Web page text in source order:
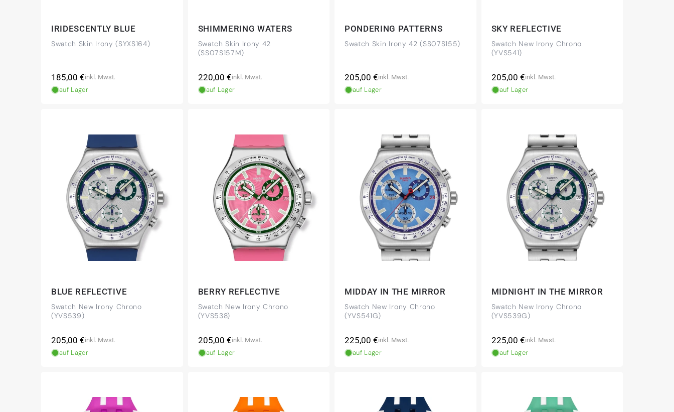
IRIDESCENTLY BLUE
Swatch Skin Irony (SYXS164)
Normaler
Preis
185,00 €inkl. Mwst.
auf Lager
SHIMMERING WATERS
Swatch Skin Irony 42
(SS07S157M)
Normaler
Preis
220,00 €inkl. Mwst.
auf Lager
PONDERING PATTERNS
Swatch Skin Irony 42 (SS07S155)
Normaler
Preis
205,00 €inkl. Mwst.
auf Lager
SKY REFLECTIVE
Swatch New Irony Chrono
(YVS541)
Normaler
Preis
205,00 €inkl. Mwst.
auf Lager
BLUE REFLECTIVE
Swatch New Irony Chrono
(YVS539)
Normaler
Preis
205,00 €inkl. Mwst.
auf Lager
BERRY REFLECTIVE
Swatch New Irony Chrono
(YVS538)
Normaler
Preis
205,00 €inkl. Mwst.
auf Lager
MIDDAY IN THE MIRROR
Swatch New Irony Chrono
(YVS541G)
Normaler
Preis
225,00 €inkl. Mwst.
auf Lager
MIDNIGHT IN THE MIRROR
Swatch New Irony Chrono
(YVS539G)
Normaler
Preis
225,00 €inkl. Mwst.
auf Lager